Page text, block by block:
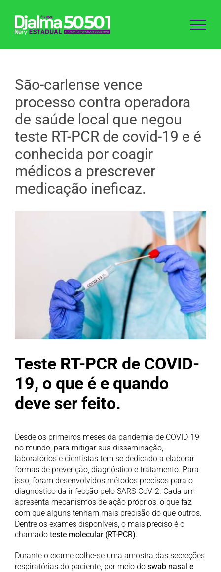
para
São-carlense vence
processo contra operadora
de saúde local que negou
teste RT-PCR de covid-19 e é
conhecida por coagir
médicos a prescrever
medicação ineficaz.
Teste RT-PCR de COVID-
19, o que é e quando
deve ser feito.
Desde os primeiros meses da pandemia de COVID-19
no mundo, para mitigar sua disseminação,
laboratórios e cientistas tem se dedicado a elaborar
formas de prevenção, diagnóstico e tratamento. Para
isso, foram desenvolvidos métodos precisos para o
diagnóstico da infecção pelo SARS-CoV-2. Cada um
apresenta mecanismos de ação próprios, o que faz
com que alguns tenham mais precisão do que outros.
Dentre os exames disponíveis, o mais preciso é o
chamado teste molecular (RT-PCR).
Durante o exame colhe-se uma amostra das secreções
respiratórias do paciente, por meio do swab nasal e